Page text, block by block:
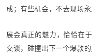
成；有些机会，不去现场永
展会真正的魅力，恰恰在
交谈，碰撞出下一个爆款的